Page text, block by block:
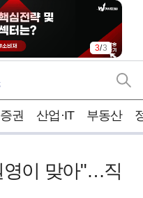
3/3
증권 산업·IT 부동산
영이 맞아"…직